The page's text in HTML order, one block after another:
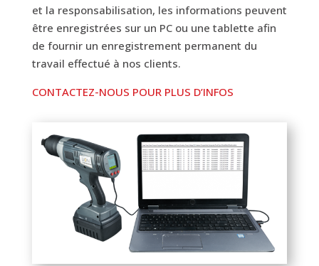
et la responsabilisation, les informations peuvent
être enregistrées sur un PC ou une tablette afin
de fournir un enregistrement permanent du
travail effectué à nos clients.
CONTACTEZ-NOUS POUR PLUS D’INFOS